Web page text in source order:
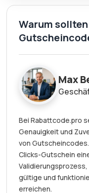
Warum
Max
Bei Rabattcode.pro
Genauigkeit und
von
Clicks-Gutschein
gültige und
erreichen.